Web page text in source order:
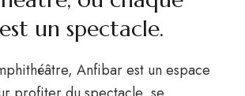
un spectacle.
Anfibar est un espace